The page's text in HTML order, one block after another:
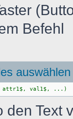
Befehl
auswählen
attr1$, val1$, ...)
den Text